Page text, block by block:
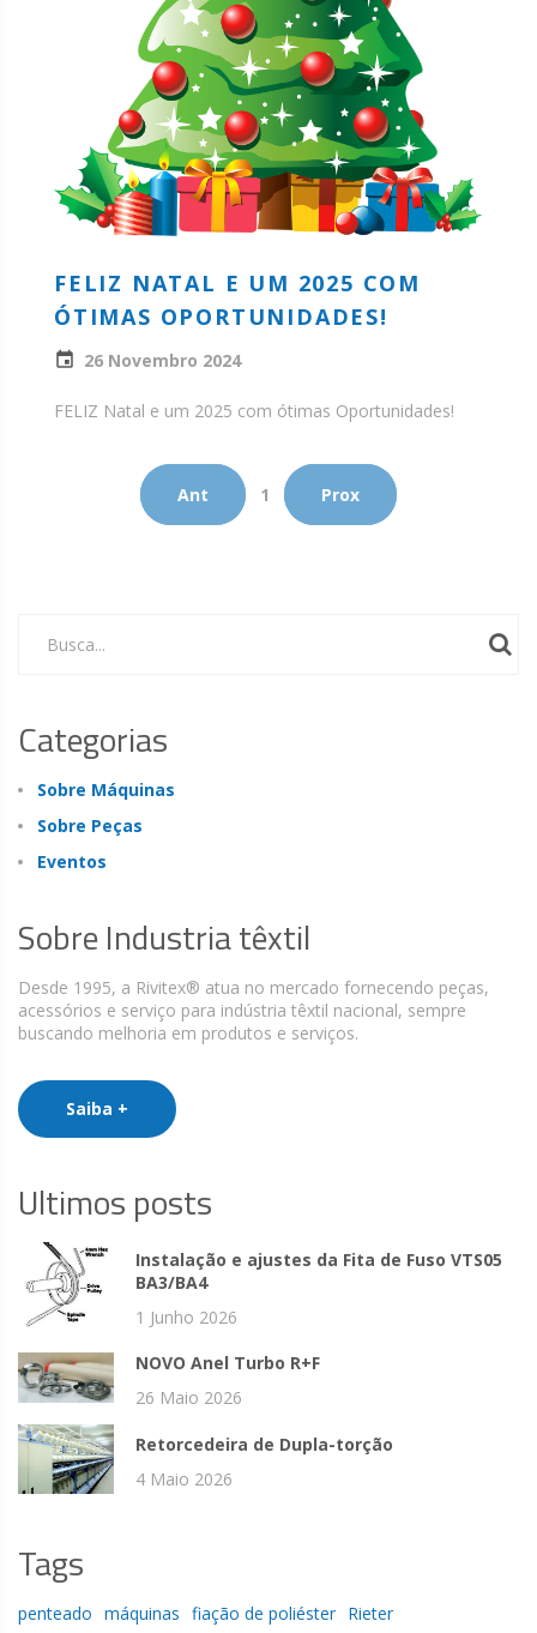
FELIZ NATAL E UM 2025 COM
ÓTIMAS OPORTUNIDADES!
26 Novembro 2024
FELIZ Natal e um 2025 com ótimas Oportunidades!
Ant 1 Prox
Busca...
Categorias
Sobre Máquinas
Sobre Peças
Eventos
Sobre Industria têxtil
Desde 1995, a Rivitex® atua no mercado fornecendo peças,
acessórios e serviço para indústria têxtil nacional, sempre
buscando melhoria em produtos e serviços.
Saiba +
Ultimos posts
Instalação e ajustes da Fita de Fuso VTS05
BA3/BA4
1 Junho 2026
NOVO Anel Turbo R+F
26 Maio 2026
Retorcedeira de Dupla-torção
4 Maio 2026
Tags
penteado máquinas fiação de poliéster Rieter